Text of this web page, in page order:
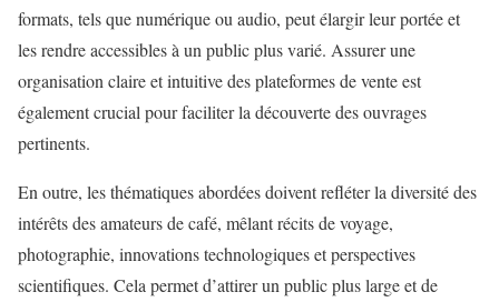
formats, tels que numérique ou audio, peut élargir leur portée et
les rendre accessibles à un public plus varié. Assurer une
organisation claire et intuitive des plateformes de vente est
également crucial pour faciliter la découverte des ouvrages
pertinents.
En outre, les thématiques abordées doivent refléter la diversité des
intérêts des amateurs de café, mêlant récits de voyage,
photographie, innovations technologiques et perspectives
scientifiques. Cela permet d’attirer un public plus large et de